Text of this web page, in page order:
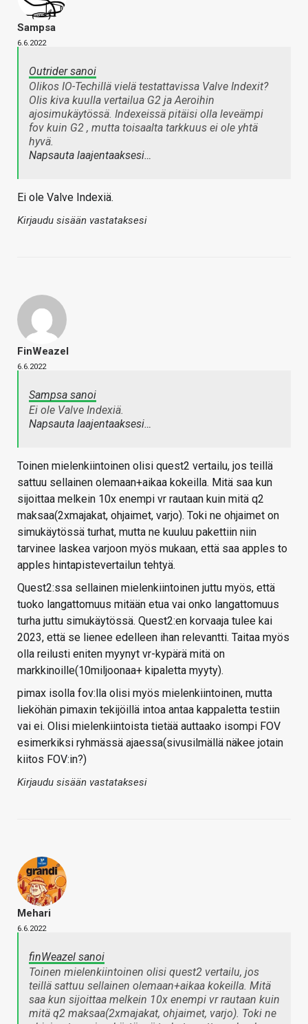
Sampsa
6.6.2022
Outrider sanoi
Olikos IO-Techillä vielä testattavissa Valve Indexit?
Olis kiva kuulla vertailua G2 ja Aeroihin
ajosimukäytössä. Indexeissä pitäisi olla leveämpi
fov kuin G2 , mutta toisaalta tarkkuus ei ole yhtä
hyvä.
Napsauta laajentaaksesi…
Ei ole Valve Indexiä.
Kirjaudu sisään vastataksesi
FinWeazel
6.6.2022
Sampsa sanoi
Ei ole Valve Indexiä.
Napsauta laajentaaksesi…
Toinen mielenkiintoinen olisi quest2 vertailu, jos teillä
sattuu sellainen olemaan+aikaa kokeilla. Mitä saa kun
sijoittaa melkein 10x enempi vr rautaan kuin mitä q2
maksaa(2xmajakat, ohjaimet, varjo). Toki ne ohjaimet on
simukäytössä turhat, mutta ne kuuluu pakettiin niin
tarvinee laskea varjoon myös mukaan, että saa apples to
apples hintapistevertailun tehtyä.
Quest2:ssa sellainen mielenkiintoinen juttu myös, että
tuoko langattomuus mitään etua vai onko langattomuus
turha juttu simukäytössä. Quest2:en korvaaja tulee kai
2023, että se lienee edelleen ihan relevantti. Taitaa myös
olla reilusti eniten myynyt vr-kypärä mitä on
markkinoille(10miljoonaa+ kipaletta myyty).
pimax isolla fov:lla olisi myös mielenkiintoinen, mutta
lieköhän pimaxin tekijöillä intoa antaa kappaletta testiin
vai ei. Olisi mielenkiintoista tietää auttaako isompi FOV
esimerkiksi ryhmässä ajaessa(sivusilmällä näkee jotain
kiitos FOV:in?)
Kirjaudu sisään vastataksesi
Mehari
6.6.2022
finWeazel sanoi
Toinen mielenkiintoinen olisi quest2 vertailu, jos
teillä sattuu sellainen olemaan+aikaa kokeilla. Mitä
saa kun sijoittaa melkein 10x enempi vr rautaan kuin
mitä q2 maksaa(2xmajakat, ohjaimet, varjo). Toki ne